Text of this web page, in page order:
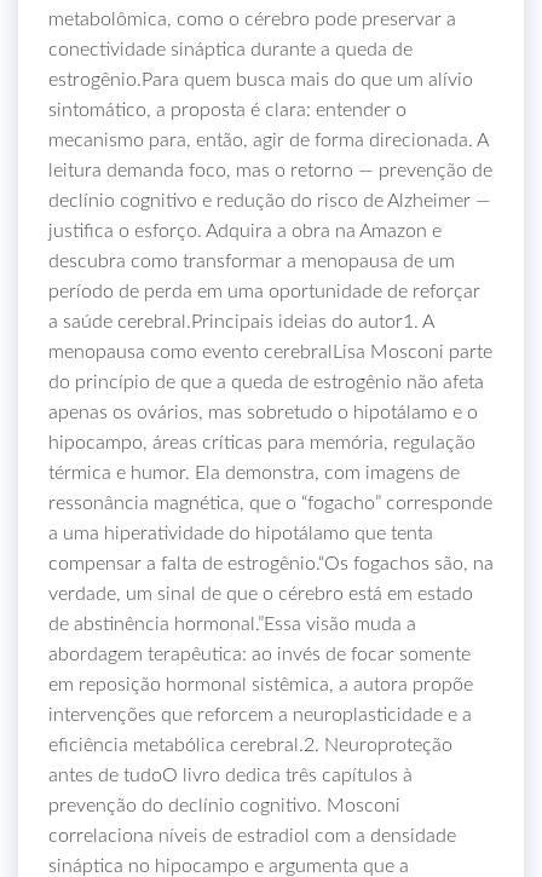
metabolômica, como o cérebro pode preservar a
conectividade sináptica durante a queda de
estrogênio.Para quem busca mais do que um alívio
sintomático, a proposta é clara: entender o
mecanismo para, então, agir de forma direcionada. A
leitura demanda foco, mas o retorno — prevenção de
declínio cognitivo e redução do risco de Alzheimer —
justifica o esforço. Adquira a obra na Amazon e
descubra como transformar a menopausa de um
período de perda em uma oportunidade de reforçar
a saúde cerebral.Principais ideias do autor1. A
menopausa como evento cerebralLisa Mosconi parte
do princípio de que a queda de estrogênio não afeta
apenas os ovários, mas sobretudo o hipotálamo e o
hipocampo, áreas críticas para memória, regulação
térmica e humor. Ela demonstra, com imagens de
ressonância magnética, que o “fogacho” corresponde
a uma hiperatividade do hipotálamo que tenta
compensar a falta de estrogênio.“Os fogachos são, na
verdade, um sinal de que o cérebro está em estado
de abstinência hormonal.”Essa visão muda a
abordagem terapêutica: ao invés de focar somente
em reposição hormonal sistêmica, a autora propõe
intervenções que reforcem a neuroplasticidade e a
eficiência metabólica cerebral.2. Neuroproteção
antes de tudoO livro dedica três capítulos à
prevenção do declínio cognitivo. Mosconi
correlaciona níveis de estradiol com a densidade
sináptica no hipocampo e argumenta que a